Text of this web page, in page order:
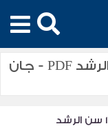
تحميل رواية دروب الحرية 1 سن الرشد PDF - جان